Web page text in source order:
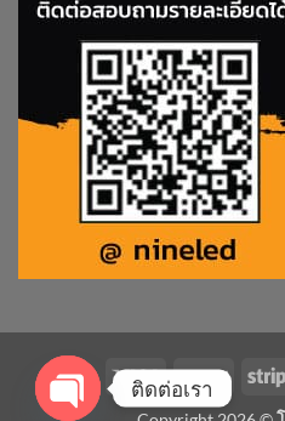
Visa PayPal
ติดต่อเรา